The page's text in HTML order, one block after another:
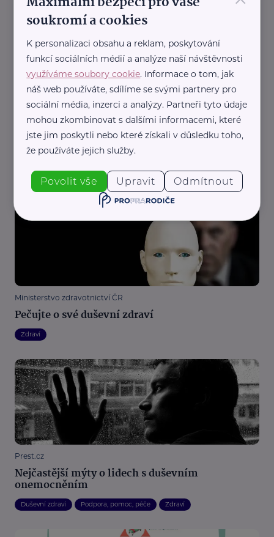
Související články
Duševní zdraví: za kým jít a kdo mi s čím
pomůže?
Duševní zdraví
Ministerstvo zdravotnictví ČR
Pečujte o své duševní zdraví
Zdraví
Prest.cz
Nejčastější mýty o lidech s duševním
onemocněním
Duševní zdraví Podpora, pomoc, péče Zdraví
soukromí a cookies
K personalizaci obsahu a reklam, poskytování
funkcí sociálních médií a analýze naší návštěvnosti
využíváme soubory cookie. Informace o tom, jak
náš web používáte, sdílíme se svými partnery pro
sociální média, inzerci a analýzy. Partneři tyto údaje
mohou zkombinovat s dalšími informacemi, které
jste jim poskytli nebo které získali v důsledku toho,
že používáte jejich služby.
Povolit vše Upravit Odmítnout